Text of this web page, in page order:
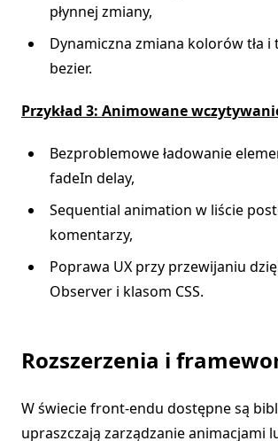
płynnej zmiany,
Dynamiczna zmiana kolorów tła i
bezier.
Przykład 3: Animowane
Bezproblemowe ładowanie
fadeIn delay,
Sequential animation w liście
komentarzy,
Poprawa UX przy przewijaniu
Observer i klasom CSS.
Rozszerzenia i
W świecie front-endu dostępne są
upraszczają zarządzanie animacjami